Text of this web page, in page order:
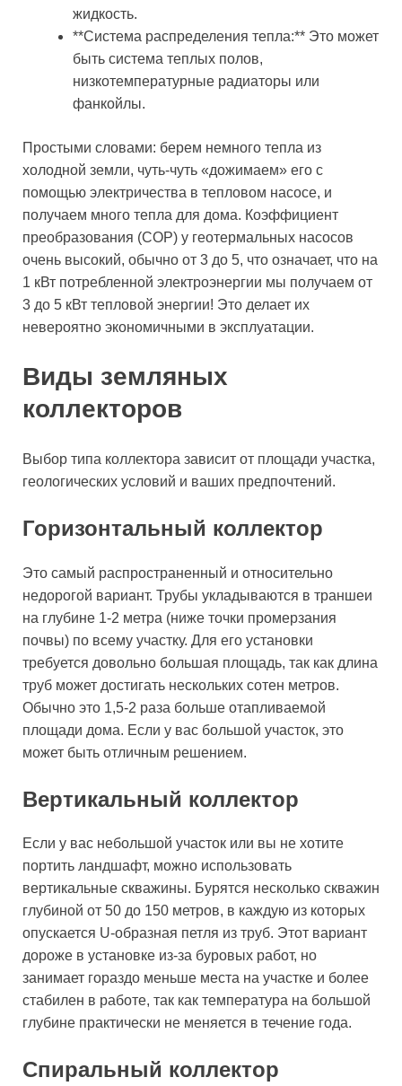
жидкость.
**Система распределения тепла:** Это может
быть система теплых полов,
низкотемпературные радиаторы или
фанкойлы.
Простыми словами: берем немного тепла из
холодной земли, чуть-чуть «дожимаем» его с
помощью электричества в тепловом насосе, и
получаем много тепла для дома. Коэффициент
преобразования (COP) у геотермальных насосов
очень высокий, обычно от 3 до 5, что означает, что на
1 кВт потребленной электроэнергии мы получаем от
3 до 5 кВт тепловой энергии! Это делает их
невероятно экономичными в эксплуатации.
Виды земляных
коллекторов
Выбор типа коллектора зависит от площади участка,
геологических условий и ваших предпочтений.
Горизонтальный коллектор
Это самый распространенный и относительно
недорогой вариант. Трубы укладываются в траншеи
на глубине 1-2 метра (ниже точки промерзания
почвы) по всему участку. Для его установки
требуется довольно большая площадь, так как длина
труб может достигать нескольких сотен метров.
Обычно это 1,5-2 раза больше отапливаемой
площади дома. Если у вас большой участок, это
может быть отличным решением.
Вертикальный коллектор
Если у вас небольшой участок или вы не хотите
портить ландшафт, можно использовать
вертикальные скважины. Бурятся несколько скважин
глубиной от 50 до 150 метров, в каждую из которых
опускается U-образная петля из труб. Этот вариант
дороже в установке из-за буровых работ, но
занимает гораздо меньше места на участке и более
стабилен в работе, так как температура на большой
глубине практически не меняется в течение года.
Спиральный коллектор